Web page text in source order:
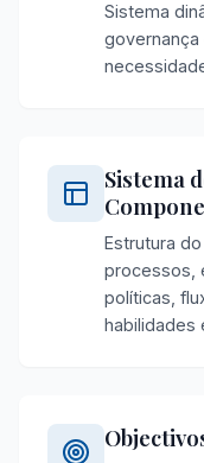
Sistema
Sistema
Estrutura
processos,
políticas,
habilidades